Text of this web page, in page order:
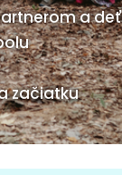
a
začiatku